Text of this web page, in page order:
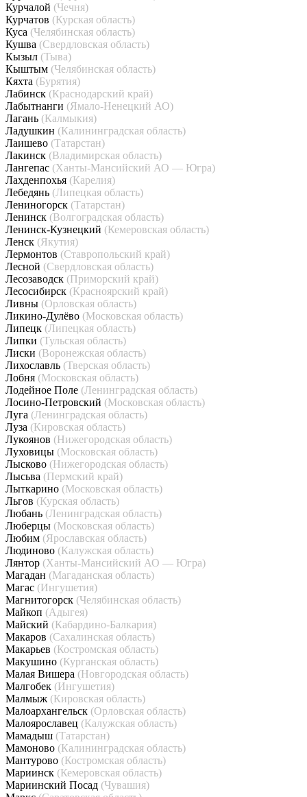
Курчалой (Чечня)
Курчатов (Курская область)
Куса (Челябинская область)
Кушва (Свердловская область)
Кызыл (Тыва)
Кыштым (Челябинская область)
Кяхта (Бурятия)
Лабинск (Краснодарский край)
Лабытнанги (Ямало-Ненецкий АО)
Лагань (Калмыкия)
Ладушкин (Калининградская область)
Лаишево (Татарстан)
Лакинск (Владимирская область)
Лангепас (Ханты-Мансийский АО — Югра)
Лахденпохья (Карелия)
Лебедянь (Липецкая область)
Лениногорск (Татарстан)
Ленинск (Волгоградская область)
Ленинск-Кузнецкий (Кемеровская область)
Ленск (Якутия)
Лермонтов (Ставропольский край)
Лесной (Свердловская область)
Лесозаводск (Приморский край)
Лесосибирск (Красноярский край)
Ливны (Орловская область)
Ликино-Дулёво (Московская область)
Липецк (Липецкая область)
Липки (Тульская область)
Лиски (Воронежская область)
Лихославль (Тверская область)
Лобня (Московская область)
Лодейное Поле (Ленинградская область)
Лосино-Петровский (Московская область)
Луга (Ленинградская область)
Луза (Кировская область)
Лукоянов (Нижегородская область)
Луховицы (Московская область)
Лысково (Нижегородская область)
Лысьва (Пермский край)
Лыткарино (Московская область)
Льгов (Курская область)
Любань (Ленинградская область)
Люберцы (Московская область)
Любим (Ярославская область)
Людиново (Калужская область)
Лянтор (Ханты-Мансийский АО — Югра)
Магадан (Магаданская область)
Магас (Ингушетия)
Магнитогорск (Челябинская область)
Майкоп (Адыгея)
Майский (Кабардино-Балкария)
Макаров (Сахалинская область)
Макарьев (Костромская область)
Макушино (Курганская область)
Малая Вишера (Новгородская область)
Малгобек (Ингушетия)
Малмыж (Кировская область)
Малоархангельск (Орловская область)
Малоярославец (Калужская область)
Мамадыш (Татарстан)
Мамоново (Калининградская область)
Мантурово (Костромская область)
Мариинск (Кемеровская область)
Мариинский Посад (Чувашия)